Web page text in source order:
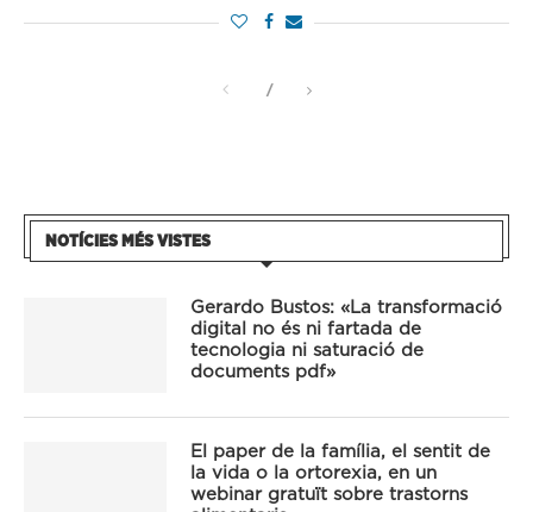
NOTÍCIES MÉS VISTES
Gerardo Bustos: «La transformació
digital no és ni fartada de
tecnologia ni saturació de
documents pdf»
El paper de la família, el sentit de
la vida o la ortorexia, en un
webinar gratuït sobre trastorns